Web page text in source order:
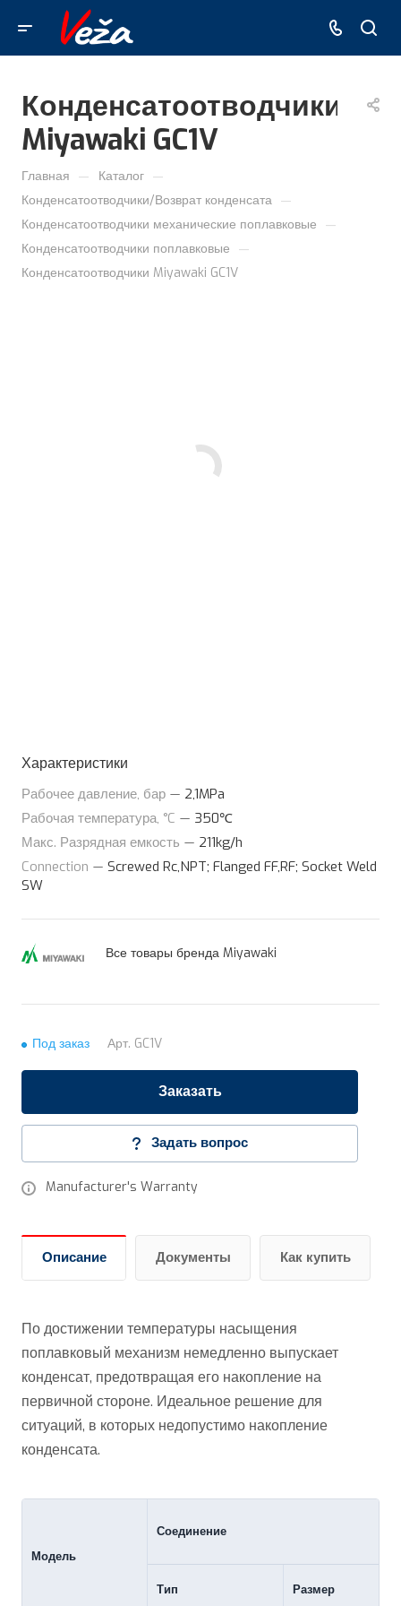
Конденсатоотводчики
Miyawaki GC1V
Главная — Каталог —
Конденсатоотводчики/Возврат конденсата —
Конденсатоотводчики механические поплавковые —
Конденсатоотводчики поплавковые —
Конденсатоотводчики Miyawaki GC1V
Характеристики
Рабочее давление, бар — 2,1MPa
Рабочая температура, °C — 350℃
Макс. Разрядная емкость — 211kg/h
Connection — Screwed Rc,NPT; Flanged FF,RF; Socket Weld
SW
Все товары бренда Miyawaki
Под заказ Арт. GC1V
Заказать
Задать вопрос
Manufacturer's Warranty
Описание Документы Как купить
По достижении температуры насыщения
поплавковый механизм немедленно выпускает
конденсат, предотвращая его накопление на
первичной стороне. Идеальное решение для
ситуаций, в которых недопустимо накопление
конденсата.
Модель
Соединение
Тип Размер